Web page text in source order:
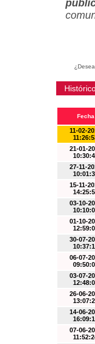
Fecha
11-02-
21-01-
27-11-
15-11-
03-10-
01-10-
30-07-
06-07-
03-07-
26-06-
14-06-
07-06-